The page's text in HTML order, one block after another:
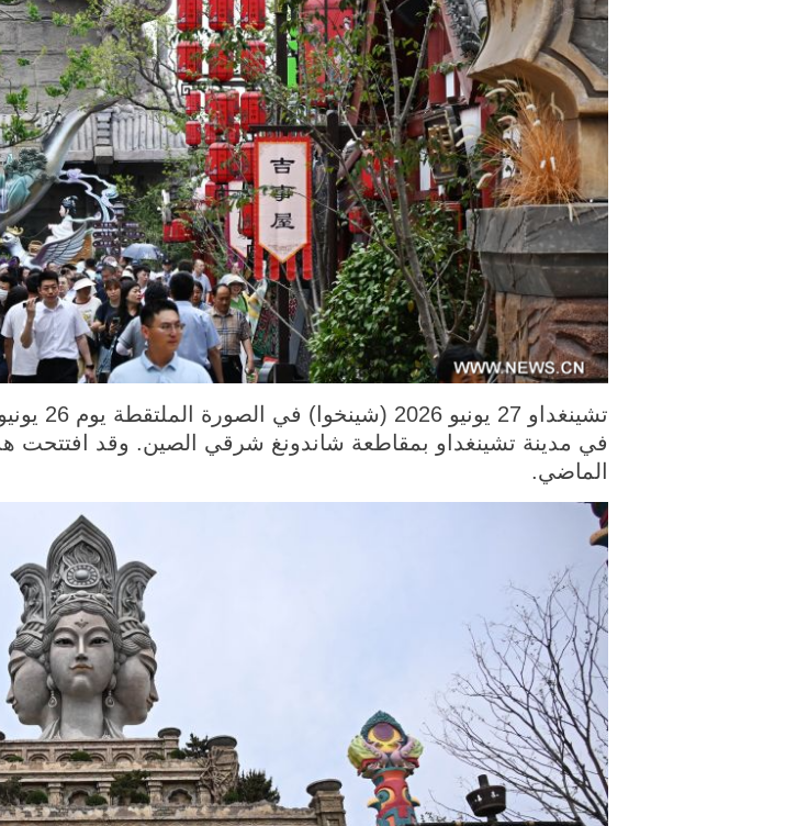
في مدينة تشينغداو بمقاطعة شاندونغ شرقي الصين. وقد افتتحت
الماضي.